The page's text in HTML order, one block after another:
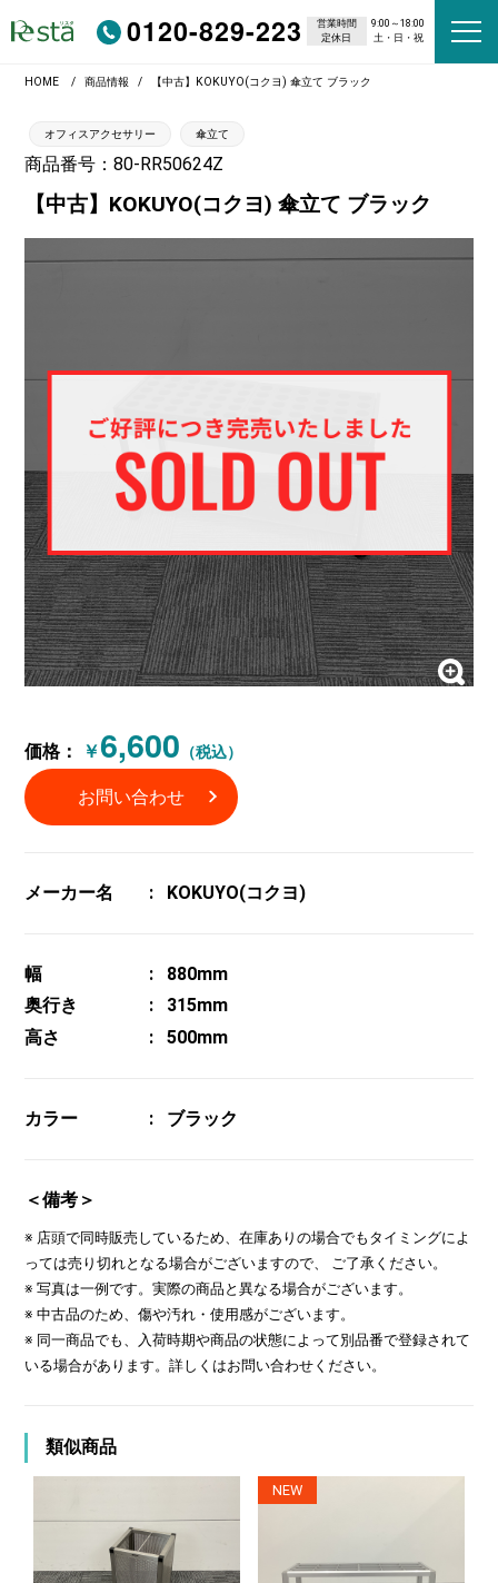
0120-829-223 営業時間
9:00～18:00
定休日
土・日・祝
HOME 商品情報 【中古】KOKUYO(コクヨ) 傘立て ブラック
オフィスアクセサリー 傘立て
商品番号：80-RR50624Z
【中古】KOKUYO(コクヨ) 傘立て ブラック
価格： ￥6,600 （税込）
お問い合わせ
メーカー名 KOKUYO(コクヨ)
幅
880mm
奥行き
315mm
高さ
500mm
カラー ブラック
＜備考＞
※ 店頭で同時販売しているため、在庫ありの場合でもタイミングによ
っては売り切れとなる場合がございますので、 ご了承ください。
※ 写真は一例です。実際の商品と異なる場合がございます。
※ 中古品のため、傷や汚れ・使用感がございます。
※ 同一商品でも、入荷時期や商品の状態によって別品番で登録されて
いる場合があります。詳しくはお問い合わせください。
類似商品
NEW